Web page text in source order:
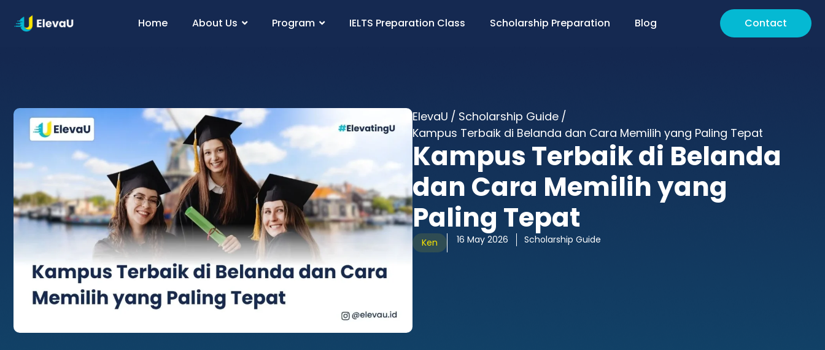
Home About Us Program IELTS Preparation Class Scholarship Preparation Blog Contact
ElevaU / Scholarship Guide /
Kampus Terbaik di Belanda dan Cara Memilih yang Paling Tepat
Kampus Terbaik di Belanda
dan Cara Memilih yang
Paling Tepat
Ken 16 May 2026 Scholarship Guide